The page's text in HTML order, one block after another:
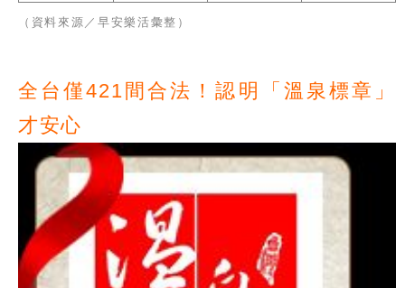
（資料來源／早安樂活彙整）
全台僅421間合法！認明「溫泉標章」
才安心